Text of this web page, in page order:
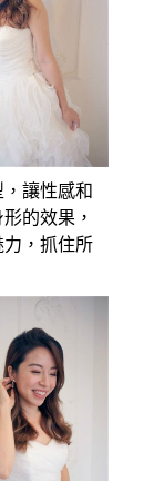
讓性感和
的效果，
，抓住所